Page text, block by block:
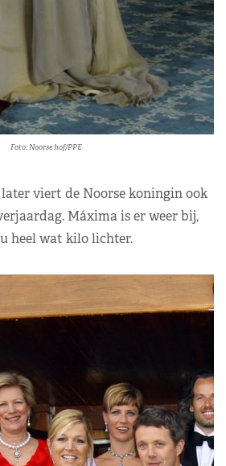
Foto: Noorse hof/PPE
viert de Noorse koningin ook
Máxima is er weer bij,
heel wat kilo lichter.